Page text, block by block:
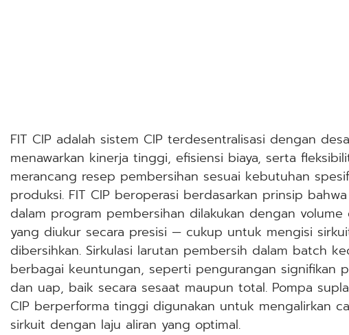
FIT CIP adalah sistem CIP terdesentralisasi dengan
menawarkan kinerja tinggi, efisiensi biaya, serta
merancang resep pembersihan sesuai kebutuhan
produksi. FIT CIP beroperasi berdasarkan prinsip
dalam program pembersihan dilakukan dengan volume
yang diukur secara presisi — cukup untuk mengisi
dibersihkan. Sirkulasi larutan pembersih dalam batch
berbagai keuntungan, seperti pengurangan signifikan
dan uap, baik secara sesaat maupun total. Pompa
CIP berperforma tinggi digunakan untuk mengalirkan
sirkuit dengan laju aliran yang optimal.